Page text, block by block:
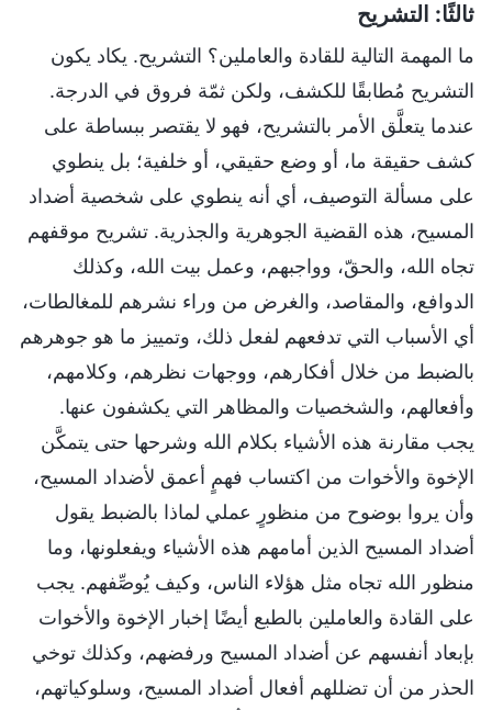
ثالثًا: التشريح
ما المهمة التالية للقادة والعاملين؟ التشريح. يكاد يكون
التشريح مُطابقًا للكشف، ولكن ثمّة فروق في الدرجة.
عندما يتعلَّق الأمر بالتشريح، فهو لا يقتصر ببساطة على
كشف حقيقة ما، أو وضع حقيقي، أو خلفية؛ بل ينطوي
على مسألة التوصيف، أي أنه ينطوي على شخصية أضداد
المسيح، هذه القضية الجوهرية والجذرية. تشريح موقفهم
تجاه الله، والحقّ، وواجبهم، وعمل بيت الله، وكذلك
الدوافع، والمقاصد، والغرض من وراء نشرهم للمغالطات،
أي الأسباب التي تدفعهم لفعل ذلك، وتمييز ما هو جوهرهم
بالضبط من خلال أفكارهم، ووجهات نظرهم، وكلامهم،
وأفعالهم، والشخصيات والمظاهر التي يكشفون عنها.
يجب مقارنة هذه الأشياء بكلام الله وشرحها حتى يتمكَّن
الإخوة والأخوات من اكتساب فهمٍ أعمق لأضداد المسيح،
وأن يروا بوضوح من منظورٍ عملي لماذا بالضبط يقول
أضداد المسيح الذين أمامهم هذه الأشياء ويفعلونها، وما
منظور الله تجاه مثل هؤلاء الناس، وكيف يُوصِّفهم. يجب
على القادة والعاملين بالطبع أيضًا إخبار الإخوة والأخوات
بإبعاد أنفسهم عن أضداد المسيح ورفضهم، وكذلك توخي
الحذر من أن تضللهم أفعال أضداد المسيح، وسلوكياتهم،